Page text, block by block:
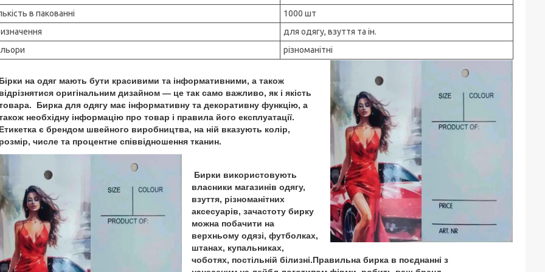
в пакованні
1000 шт
для одягу, взуття та ін.
різноманітні
Бірки на одяг мають бути красивими та інформативними, а також
відрізнятися оригінальним дизайном — це так само важливо, як і якість
. Бирка для одягу має інформативну та декоративну функцію, а
необхідну інформацію про товар і правила його експлуатації.
Етикетка є брендом швейного виробництва, на ній вказують колір,
розмір, числе та процентне співвідношення тканин.
Бирки використовують
власники магазинів одягу,
взуття, різноманітних
аксесуарів, зачастоту бирку
можна побачити на
верхньому одязі, футболках,
штанах, купальниках,
чоботях, постільній білизні.Правильна бирка в поєднанні з